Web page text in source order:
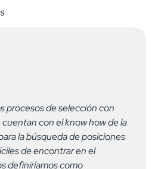
procesos de selección con
con el know how de la
la búsqueda de posiciones
de encontrar en el
definiríamos como